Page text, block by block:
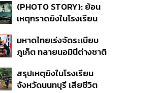
สัมพันธ์สุด Toxic
(PHOTO STORY): ย้อน
เหตุกราดยิงในโรงเรียน
นักเรียน
มหาดไทยเร่งจัดระเบียบ
ภูเก็ต ทลายนอมินีต่างชาติ
ที่ดิน เคลียร์ใบอนุญาต
โรงแรมค้าง 7 ปี
สรุปเหตุยิงในโรงเรียน
จังหวัดนนทบุรี เสียชีวิต